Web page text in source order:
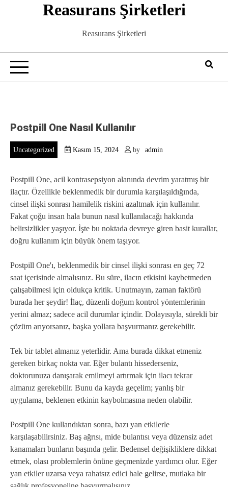
Reasurans Şirketleri
Reasurans Şirketleri
Postpill One Nasıl Kullanılır
Uncategorized Kasım 15, 2024 by admin
Postpill One, acil kontrasepsiyon alanında devrim yaratmış bir
ilaçtır. Özellikle beklenmedik bir durumla karşılaşıldığında,
cinsel ilişki sonrası hamilelik riskini azaltmak için kullanılır.
Fakat çoğu insan hala bunun nasıl kullanılacağı hakkında
belirsizlikler yaşıyor. İşte bu noktada devreye giren basit kurallar,
doğru kullanım için büyük önem taşıyor.
Postpill One'ı, beklenmedik bir cinsel ilişki sonrası en geç 72
saat içerisinde almalısınız. Bu süre, ilacın etkisini kaybetmeden
çalışabilmesi için oldukça kritik. Unutmayın, zaman faktörü
burada her şeydir! İlaç, düzenli doğum kontrol yöntemlerinin
yerini almaz; sadece acil durumlar içindir. Dolayısıyla, sürekli bir
çözüm arıyorsanız, başka yollara başvurmanız gerekebilir.
Tek bir tablet almanız yeterlidir. Ama burada dikkat etmeniz
gereken birkaç nokta var. Eğer bulantı hissederseniz,
doktorunuza danışarak emilmeyi artırmak için ilacı tekrar
almanız gerekebilir. Bunu da kayda geçelim; yanlış bir
uygulama, beklenen etkinin kaybolmasına neden olabilir.
Postpill One kullandıktan sonra, bazı yan etkilerle
karşılaşabilirsiniz. Baş ağrısı, mide bulantısı veya düzensiz adet
kanamaları bunların başında gelir. Bedensel değişikliklere dikkat
etmek, olası problemlerin önüne geçmenizde yardımcı olur. Eğer
yan etkiler uzarsa veya rahatsız edici hale gelirse, mutlaka bir